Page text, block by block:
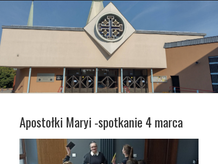
Apostołki Maryi -spotkanie 4 marca